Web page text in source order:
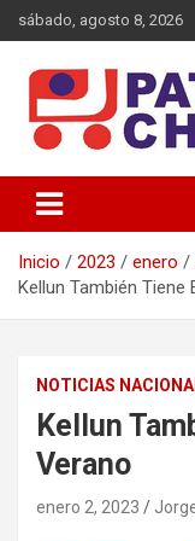
Saltar
al
sábado, agosto 8, 2026
Patines y
Inicio 2023 enero
Kellun También Tiene
NOTICIAS
Kellun
Verano
enero 2, 2023